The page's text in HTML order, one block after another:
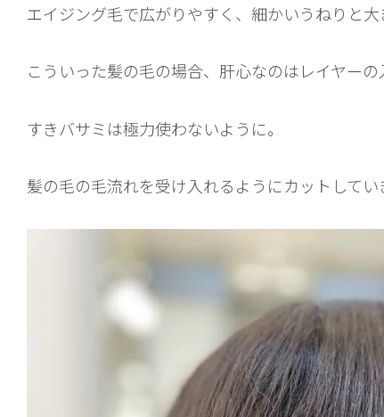
エイジング毛で広がりやすく、細かいうねりと
こういった髪の毛の場合、肝心なのはレイヤーの
すきバサミは極力使わないように。
髪の毛の毛流れを受け入れるようにカットしてい